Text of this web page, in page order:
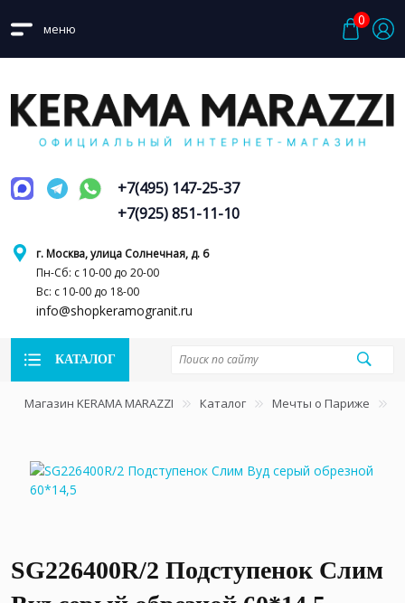
меню
0
г. Москва, улица Солнечная, д. 6
Пн-Сб: с 10-00 до 20-00
Вс: с 10-00 до 18-00
info@shopkeramogranit.ru
+7(495) 147-25-37
+7(925) 851-11-10
КАТАЛОГ
Магазин KERAMA MARAZZI Каталог Мечты о Париже
SG226400R/2 Подступенок Слим